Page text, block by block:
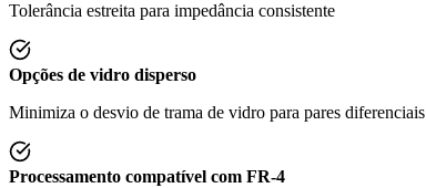
Tolerância estreita para impedância consistente
Opções de vidro disperso
Minimiza o desvio de trama de vidro para pares diferenciais
Processamento compatível com FR-4